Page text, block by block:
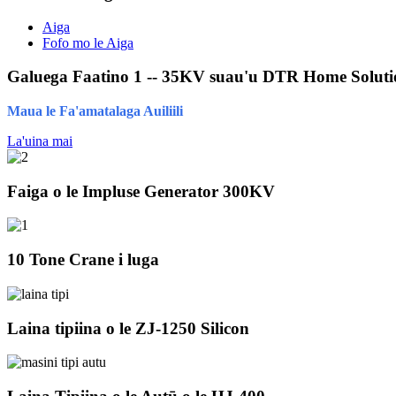
Aiga
Fofo mo le Aiga
Galuega Faatino 1 -- 35KV suau'u DTR Home
Maua le Fa'amatalaga Auiliili
La'uina mai
Faiga o le Impluse Generator 300KV
10 Tone Crane i luga
Laina tipiina o le ZJ-1250 Silicon